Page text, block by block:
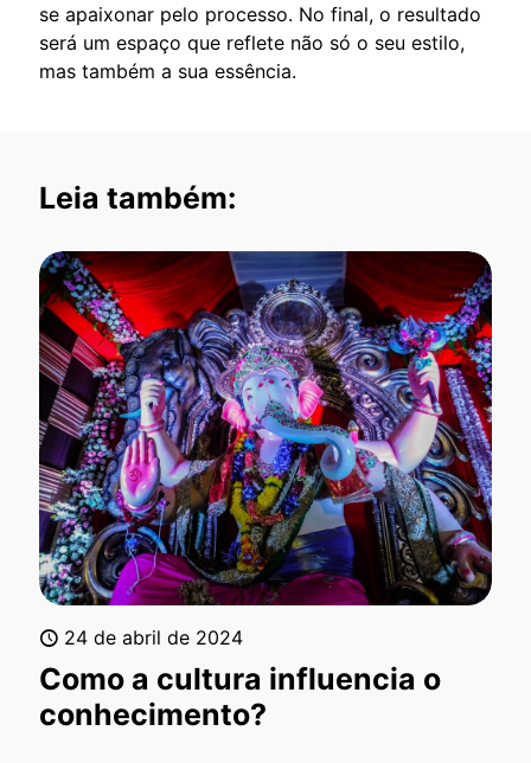
se apaixonar pelo processo. No final, o resultado
será um espaço que reflete não só o seu estilo,
mas também a sua essência.
Leia também:
24 de abril de 2024
Como a cultura influencia o
conhecimento?